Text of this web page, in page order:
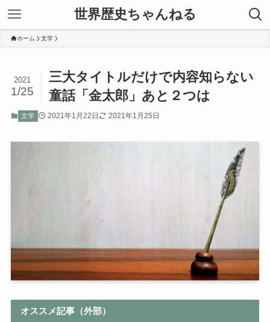
世界歴史ちゃんねる
ホーム 文学
三大タイトルだけで内容知らない
童話「金太郎」あと２つは
2021
1/25
文学 2021年1月22日 2021年1月25日
オススメ記事（外部）